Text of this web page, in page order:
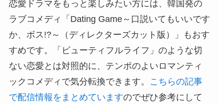
恋愛ドラマをもっと楽しみたい方には、韓国発の
ラブコメディ「Dating Game～口説いてもいいです
か、ボス!?～（ディレクターズカット版）」もおす
すめです。「ビューティフルライフ」のような切
ない恋愛とは対照的に、テンポのよいロマンティ
ックコメディで気分転換できます。
こちらの記事
で配信情報をまとめていますのでぜひ参考にして